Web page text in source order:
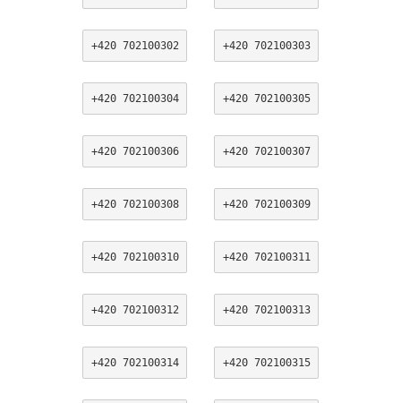
+420 702100302 +420 702100303
+420 702100304 +420 702100305
+420 702100306 +420 702100307
+420 702100308 +420 702100309
+420 702100310 +420 702100311
+420 702100312 +420 702100313
+420 702100314 +420 702100315